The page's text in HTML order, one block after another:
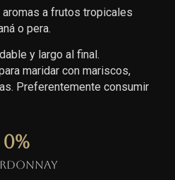
a frutos tropicales
o pera.
y largo al final.
maridar con mariscos,
Preferentemente consumir
0%